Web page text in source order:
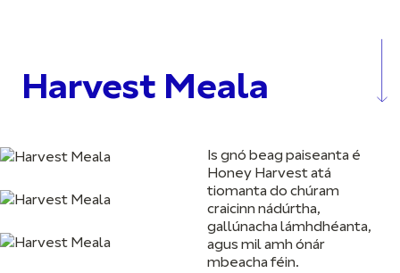
Harvest Meala
Is gnó beag paiseanta é
Honey Harvest atá
tiomanta do chúram
craicinn nádúrtha,
gallúnacha lámhdhéanta,
agus mil amh ónár
mbeacha féin.